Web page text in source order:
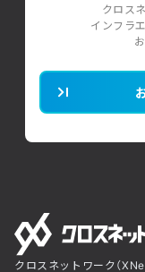
クロス
インフラ
クロスネットワーク（